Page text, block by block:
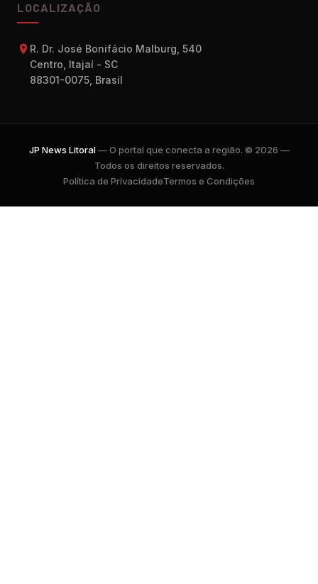
LOCALIZAÇÃO
R. Dr. José Bonifácio Malburg, 540
Centro, Itajaí - SC
88301-0075, Brasil
JP News Litoral— O portal que conecta a região. © 2026 —
Todos os direitos reservados.
Política de PrivacidadeTermos e Condições